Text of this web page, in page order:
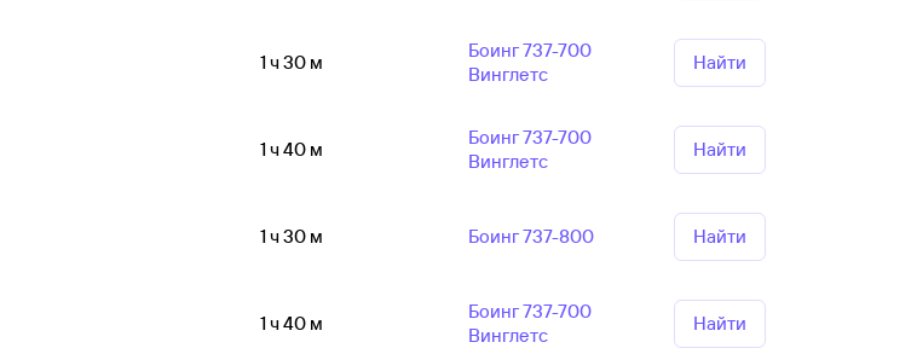
1 ч 30 м
Боинг 737-700
Винглетс
Найти
1 ч 40 м
Боинг 737-700
Винглетс
Найти
1 ч 30 м Боинг 737-800 Найти
1 ч 40 м
Боинг 737-700
Винглетс
Найти